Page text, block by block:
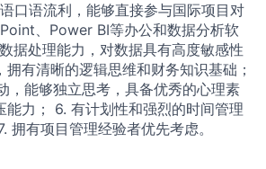
口语流利，能够直接参与国际项目对
、Power BI等办公和数据分析软
据处理能力，对数据具有高度敏感性
有清晰的逻辑思维和财务知识基础；
，能够独立思考，具备优秀的心理素
能力； 6. 有计划性和强烈的时间管理
拥有项目管理经验者优先考虑。